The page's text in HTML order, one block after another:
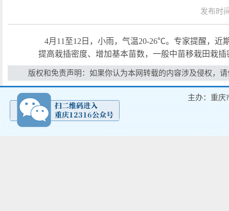
发布时
4月11至12日，小雨，气温20-26℃。专家提醒，近
提高栽插密度、增加基本苗数，一般中苗移栽田栽
版权和免责声明：如果你认为本网转载的内容涉及侵权，请
主办：重庆